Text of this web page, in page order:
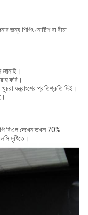
শিপিং নোটিশ বা বীমা
করি।
যন্ত্রাংশের প্রতিশ্রুতি দিই।
বিএল দেখেন তখন 70%
দৃষ্টিতে।